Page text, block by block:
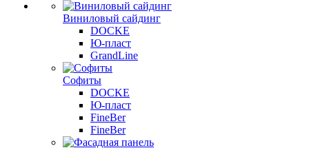
Виниловый сайдинг
DOCKE
Ю-пласт
GrandLine
Софиты
DOCKE
Ю-пласт
FineBer
FineBer